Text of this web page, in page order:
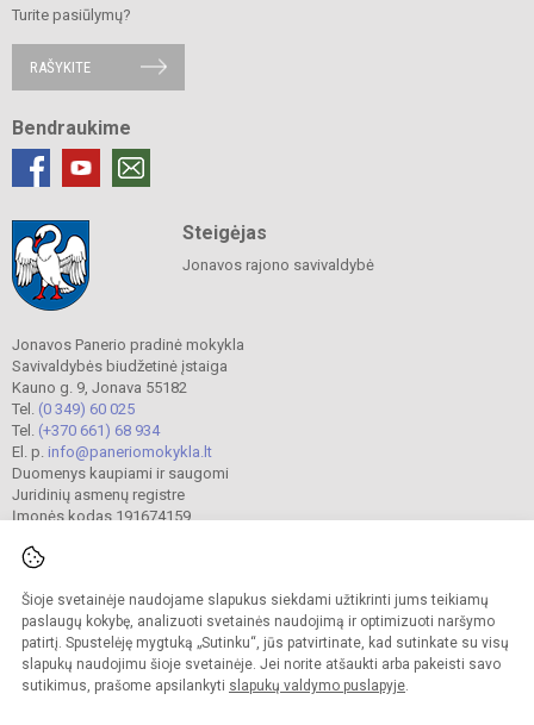
Šioje svetainėje naudojame slapukus siekdami užtikrinti jums teikiamų
paslaugų kokybę, analizuoti svetainės naudojimą ir optimizuoti naršymo
patirtį. Spustelėję mygtuką „Sutinku“, jūs patvirtinate, kad sutinkate su visų
slapukų naudojimu šioje svetainėje. Jei norite atšaukti arba pakeisti savo
sutikimus, prašome apsilankyti slapukų valdymo puslapyje.
Turite pasiūlymų?
RAŠYKITE
Bendraukime
Steigėjas
Jonavos rajono savivaldybė
Jonavos Panerio pradinė mokykla
Savivaldybės biudžetinė įstaiga
Kauno g. 9, Jonava 55182
Tel. (0 349) 60 025
Tel. (+370 661) 68 934
El. p. info@paneriomokykla.lt
Duomenys kaupiami ir saugomi
Juridinių asmenų registre
Įmonės kodas 191674159
© 2023. Jonavos Panerio pradinė mokykla. Visos teisės saugomos.
Kopijuoti turinį be raštiško įstaigos administracijos sutikimo griežtai draudžiama.
Prieinamumo paraiška Slapukų valdymas
Sumanus būdas atnaujinti